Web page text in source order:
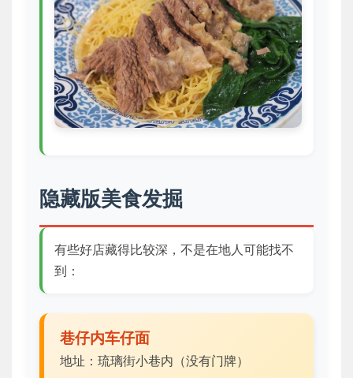
隐藏版美食发掘
有些好店藏得比较深，不是在地人可能找不
到：
巷仔内车仔面
地址：琉璃街小巷内（没有门牌）